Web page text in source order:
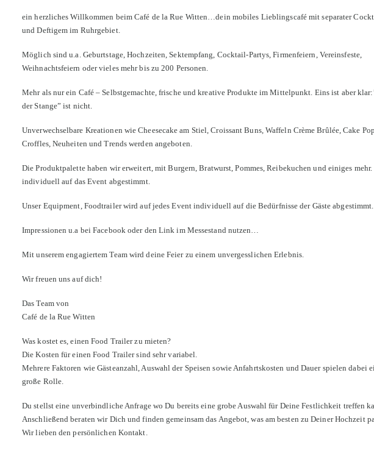
ein herzliches Willkommen beim Café de la Rue Witten…dein mobiles Lieblingscafé mit separater
und Deftigem im Ruhrgebiet.
Möglich sind u.a. Geburtstage, Hochzeiten, Sektempfang, Cocktail-Partys, Firmenfeiern, Vereinsfeste,
Weihnachtsfeiern oder vieles mehr bis zu 200 Personen.
Mehr als nur ein Café – Selbstgemachte, frische und kreative Produkte im Mittelpunkt. Eins ist aber
der Stange” ist nicht.
Unverwechselbare Kreationen wie Cheesecake am Stiel, Croissant Buns, Waffeln Crème Brûlée, Cake
Croffles, Neuheiten und Trends werden angeboten.
Die Produktpalette haben wir erweitert, mit Burgern, Bratwurst, Pommes, Reibekuchen und einiges mehr.
individuell auf das Event abgestimmt.
Unser Equipment, Foodtrailer wird auf jedes Event individuell auf die Bedürfnisse der Gäste abgestimmt.
Impressionen u.a bei Facebook oder den Link im Messestand nutzen…
Mit unserem engagiertem Team wird deine Feier zu einem unvergesslichen Erlebnis.
Wir freuen uns auf dich!
Das Team von
Café de la Rue Witten
Was kostet es, einen Food Trailer zu mieten?
Die Kosten für einen Food Trailer sind sehr variabel.
Mehrere Faktoren wie Gästeanzahl, Auswahl der Speisen sowie Anfahrtskosten und Dauer spielen dabei
große Rolle.
Du stellst eine unverbindliche Anfrage wo Du bereits eine grobe Auswahl für Deine Festlichkeit treffen
Anschließend beraten wir Dich und finden gemeinsam das Angebot, was am besten zu Deiner Hochzeit
Wir lieben den persönlichen Kontakt.